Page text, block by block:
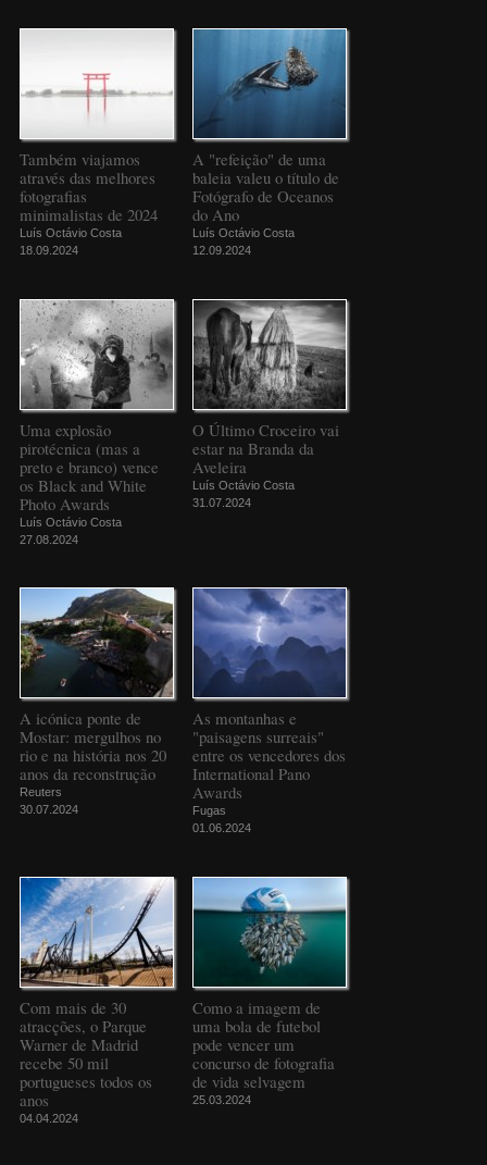
Também viajamos
através das melhores
fotografias
minimalistas de 2024
Luís Octávio Costa
18.09.2024
A "refeição" de uma
baleia valeu o título de
Fotógrafo de Oceanos
do Ano
Luís Octávio Costa
12.09.2024
Uma explosão
pirotécnica (mas a
preto e branco) vence
os Black and White
Photo Awards
Luís Octávio Costa
27.08.2024
O Último Croceiro vai
estar na Branda da
Aveleira
Luís Octávio Costa
31.07.2024
A icónica ponte de
Mostar: mergulhos no
rio e na história nos 20
anos da reconstrução
Reuters
30.07.2024
As montanhas e
"paisagens surreais"
entre os vencedores dos
International Pano
Awards
Fugas
01.06.2024
Com mais de 30
atracções, o Parque
Warner de Madrid
recebe 50 mil
portugueses todos os
anos
04.04.2024
Como a imagem de
uma bola de futebol
pode vencer um
concurso de fotografia
de vida selvagem
25.03.2024